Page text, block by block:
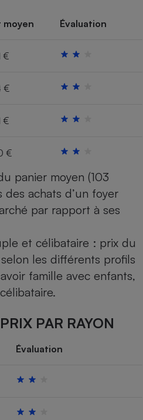
moyen Évaluation
€
€
€
€
panier moyen (103
achats d’un foyer
par rapport à ses
et célibataire : prix du
les différents profils
famille avec enfants,
PAR RAYON
Évaluation